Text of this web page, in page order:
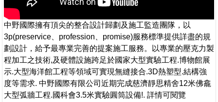
中野國際擁有頂尖的整合設計歸劃及施工監造團隊，以
3p(preservice、pr­ofession、promise)服務標準提供詳盡的規
劃設計，給予最專業完善的提­案施工服務。以專業的壓克力製
程加工之技術,及硬體設施跨足於國家大型實驗工程.博物­館展
示.大型海洋館工程等領域可實現無縫接合.3D熱塑型.結構強
度等需求. 中野國際有限公司近期完成慈濟靜思精舍12米佛龕
大型弧牆工程.國科會3.5米實驗圓­筒設備!. 詳情可閱覽